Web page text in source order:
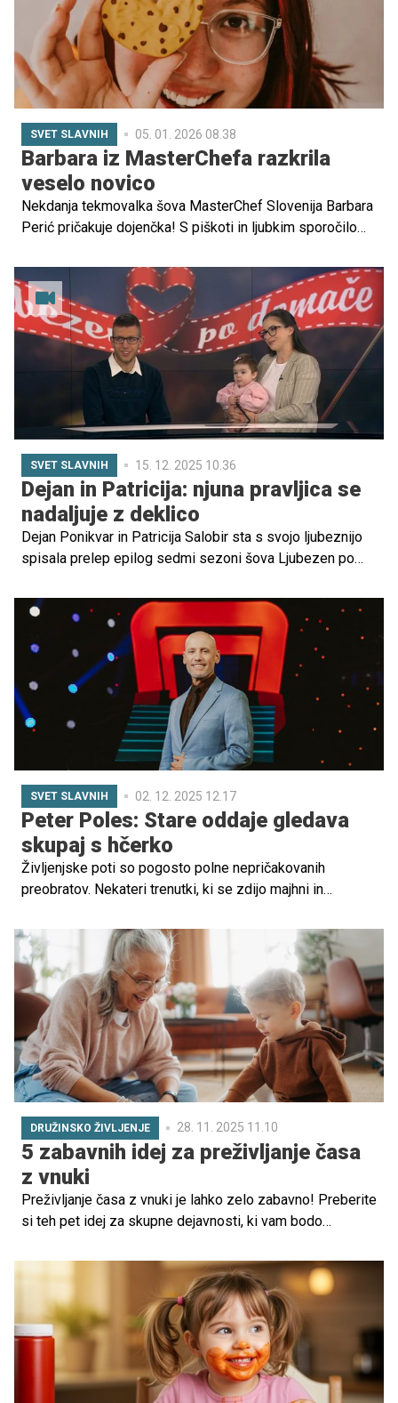
SVET SLAVNIH 05. 01. 2026 08.38
Barbara iz MasterChefa razkrila
veselo novico
Nekdanja tekmovalka šova MasterChef Slovenija Barbara
Perić pričakuje dojenčka! S piškoti in ljubkim sporočilom
začenja in malček prihaja leta 2026.
SVET SLAVNIH 15. 12. 2025 10.36
Dejan in Patricija: njuna pravljica se
nadaljuje z deklico
Dejan Ponikvar in Patricija Salobir sta s svojo ljubeznijo
spisala prelep epilog sedmi sezoni šova Ljubezen po
SVET SLAVNIH 02. 12. 2025 12.17
Peter Poles: Stare oddaje gledava
skupaj s hčerko
Življenjske poti so pogosto polne nepričakovanih
preobratov. Nekateri trenutki, ki se zdijo majhni in
življenja. Peter Poles, znana televizijska osebnost, danes
priznava, da njegova pot v svet televizije ni bila
načrtovana, temveč plod spontane priložnosti, intuicije in
radovednosti, ki ga je spremljala skozi leta.
DRUŽINSKO ŽIVLJENJE 28. 11. 2025 11.10
5 zabavnih idej za preživljanje časa
z vnuki
Preživljanje časa z vnuki je lahko zelo zabavno! Preberite
si teh pet idej za skupne dejavnosti, ki vam bodo